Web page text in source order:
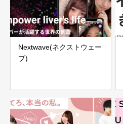
Nextwave(ネクストウェー
ブ)